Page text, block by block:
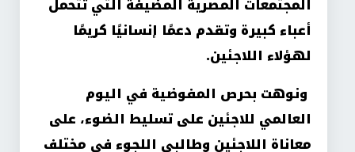
المجتمعات المصرية المضيفة التي تتحمل
أعباء كبيرة وتقدم دعمًا إنسانيًا كريمًا
لهؤلاء اللاجئين.
ونوهت بحرص المفوضية في اليوم
العالمي للاجئين على تسليط الضوء، على
معاناة اللاجئين وطالبي اللجوء في مختلف